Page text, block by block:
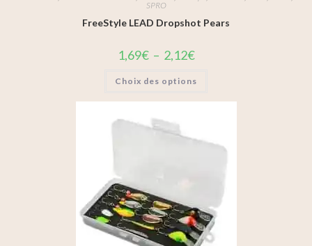
SPRO
FreeStyle LEAD Dropshot Pears
1,69€ – 2,12€
Choix des options